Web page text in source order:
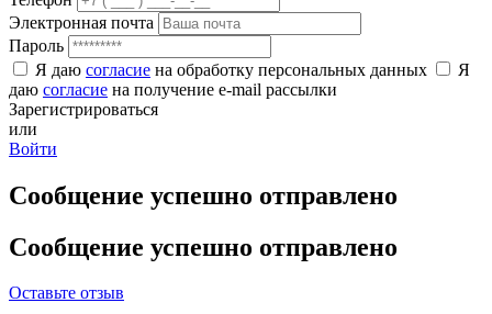
Электронная почта
Пароль
Я даю согласие на обработку персональных данных
Я
даю согласие на получение e-mail рассылки
Зарегистрироваться
или
Войти
Сообщение успешно отправлено
Сообщение успешно отправлено
Оставьте отзыв